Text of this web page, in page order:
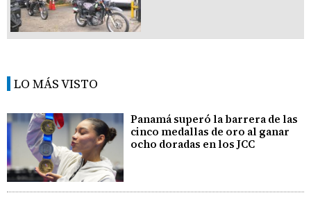
LO MÁS VISTO
Panamá superó la barrera de las
cinco medallas de oro al ganar
ocho doradas en los JCC